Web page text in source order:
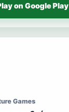
on Google Play
Games